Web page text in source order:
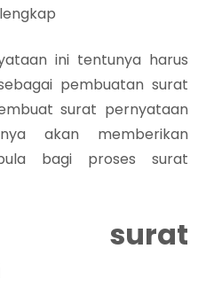
ini tentunya harus
pembuatan surat
surat pernyataan
akan memberikan
bagi proses surat
surat